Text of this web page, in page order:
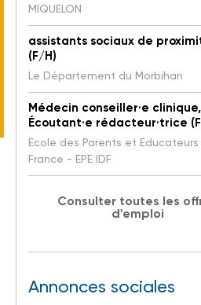
MIQUELON
assistants sociaux de
(F/H)
Le Département du Morbihan
Médecin conseiller·e clinique,
Écoutant·e rédacteur·trice
Ecole des Parents et
France - EPE IDF
Consulter toutes les
d'emploi
Annonces sociales